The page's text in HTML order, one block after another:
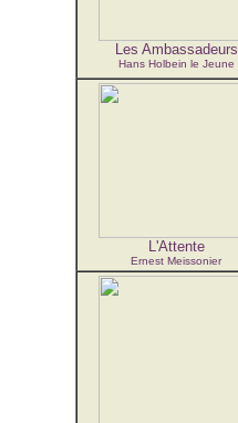
Les Ambassadeurs
Hans Holbein le Jeune
L'Attente
Ernest Meissonier